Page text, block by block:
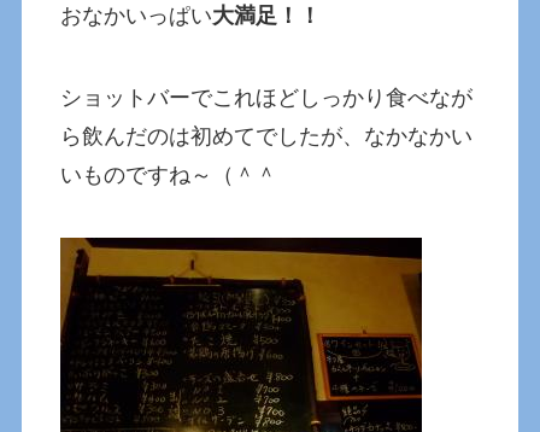
おなかいっぱい大満足！！
ショットバーでこれほどしっかり食べなが
ら飲んだのは初めてでしたが、なかなかい
いものですね～（＾＾